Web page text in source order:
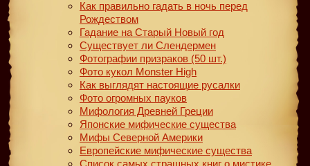
Как правильно гадать в ночь перед
Рождеством
Гадание на Старый Новый год
Существует ли Слендермен
Фотографии призраков (50 шт.)
Фото кукол Monster High
Как выглядят настоящие русалки
Фото огромных пауков
Мифология Древней Греции
Японские мифические существа
Мифы Северной Америки
Европейские мифические существа
Список самых страшных книг о мистике